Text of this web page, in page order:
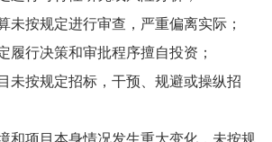
未按规定进行审查，严重偏离实际；
履行决策和审批程序擅自投资 ；
未按规定招标，干预、规避或操纵招
和项目本身情况发生重大变化，未按规